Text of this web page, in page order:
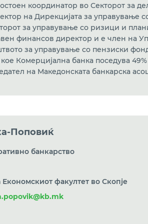
координатор во Секторот за
на Дирекцијата за управување
за управување со ризици и
финансов директор и е член на
за управување со пензиски
Комерцијална банка поседува 49%
на Македонската банкарска
Поповиќ
банкарство
факултет во Скопје